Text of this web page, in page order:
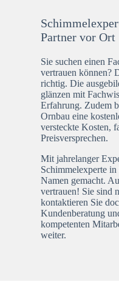
Partner vor Ort
Sie suchen einen
vertrauen können?
richtig. Die
glänzen mit
Erfahrung. Zudem
Ornbau eine
versteckte Kosten,
Preisversprechen.
Mit jahrelanger
Schimmelexperte
Namen gemacht.
vertrauen! Sie sind
kontaktieren Sie
Kundenberatung
kompetenten
weiter.